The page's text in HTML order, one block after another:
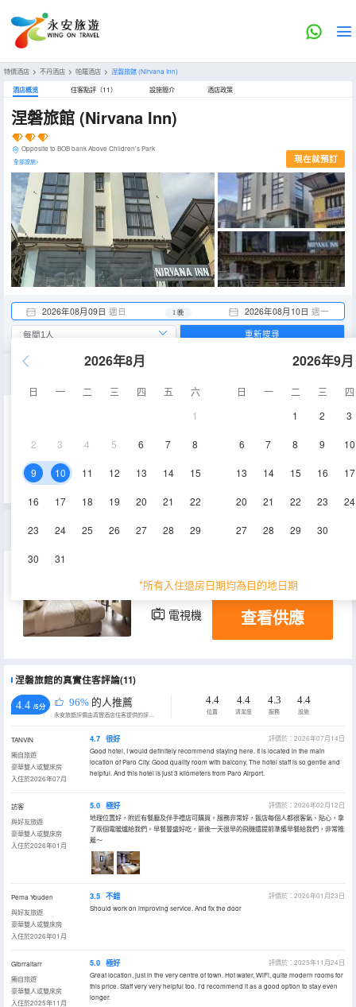
特價酒店 > 不丹酒店 > 帕羅酒店 > 涅磐旅館(Nirvana Inn)
酒店概览 住客點評（11） 設施簡介 酒店政策
涅磐旅館 (Nirvana Inn)
Opposite to BOB bank Above Children's Park
全部設施> 現在就預訂
2026年08月09日 週日 2026年08月10日 週一
1 晚
2026年8月
日 一 二 三 四 五
六
1
2 3 4 5 6 7 8
9 10 11 12 13 14 15
16 17 18 19 20 21 22
23 24 25 26 27 28 29
30 31
2026年9月
日 一 二 三
四
1
2 3
6 7 8 9 10
13 14 15 16 17
20 21 22 23 24
27 28 29 30
*所有入住退房日期均為目的地日期
重新搜尋
淋浴
豪華雙人或雙床房
21㎡ 空調 淋浴
電視機 查看供應
涅磐旅館的真實住客評論(11)
4.4 /5分 96% 的人推薦
永安旅遊評價由真實酒店住客提供的評價。
4.4
位置
4.4
清潔度
4.3
服務
4.4
設施
TANVIN
獨自旅遊
豪華雙人或雙床房
入住於2026年07月
4.7 很好
評價於：2026年07月14日
Good hotel, I would definitely recommend staying here. It is located in the main
location of Paro City. Good quality room with balcony, The hotel staff is so gentle and
helpful. And this hotel is just 3 kilometers from Paro Airport.
訪客
與好友旅遊
豪華雙人或雙床房
入住於2026年01月
5.0 極好
評價於：2026年02月12日
地理位置好，附近有餐廳及伴手禮店可購買。服務非常好，飯店每個人都很客氣、貼心，拿
了兩個電暖爐給我們。早餐豐盛好吃，最後一天很早的飛機還提前準備早餐給我們，非常推
薦～
Pema Youden
與好友旅遊
豪華雙人或雙床房
入住於2026年01月
3.5 不錯
評價於：2026年01月23日
Should work on improving service. And fix the door
Gibrraltarr
獨自旅遊
豪華雙人或雙床房
入住於2025年11月
5.0 極好
評價於：2025年11月24日
Great location, just in the very centre of town. Hot water, WiFi, quite modern rooms for
this price. Staff very very helpful too. I’d recommend it as a good option to stay even
longer.